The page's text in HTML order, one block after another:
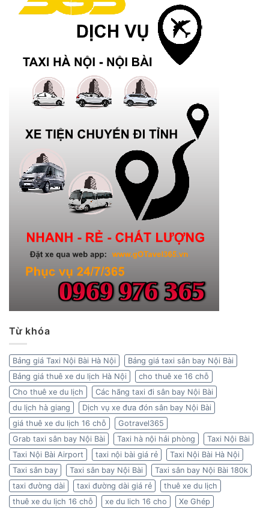
Từ khóa
Bảng giá Taxi Nội Bài Hà Nội
Bảng giá taxi sân bay Nội Bài
Bảng giá thuê xe du lịch Hà Nội
cho thuê xe 16 chỗ
Cho thuê xe du lịch
Các hãng taxi đi sân bay Nội Bài
du lịch hà giang
Dịch vụ xe đưa đón sân bay Nội Bài
giá thuê xe du lịch 16 chỗ
Gotravel365
Grab taxi sân bay Nội Bài
Taxi hà nội hải phòng
Taxi Nội Bài
Taxi Nội Bài Airport
taxi nội bài giá rẻ
Taxi Nội Bài Hà Nội
Taxi sân bay
Taxi sân bay Nội Bài
Taxi sân bay Nội Bài 180k
taxi đường dài
taxi đường dài giá rẻ
thuê xe du lịch
thuê xe du lịch 16 chỗ
xe du lich 16 cho
Xe Ghép